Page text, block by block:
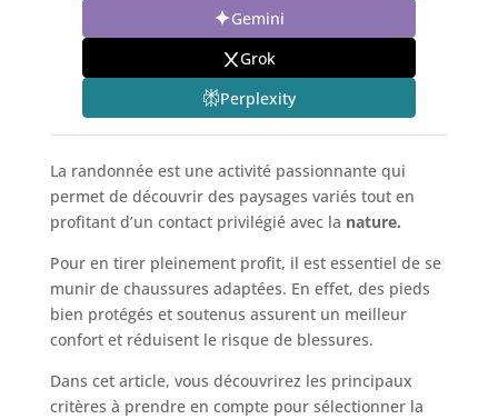
Gemini
Grok
Perplexity
La randonnée est une activité passionnante qui
permet de découvrir des paysages variés tout en
profitant d’un contact privilégié avec la nature.
Pour en tirer pleinement profit, il est essentiel de se
munir de chaussures adaptées. En effet, des pieds
bien protégés et soutenus assurent un meilleur
confort et réduisent le risque de blessures.
Dans cet article, vous découvrirez les principaux
critères à prendre en compte pour sélectionner la